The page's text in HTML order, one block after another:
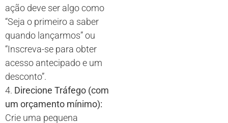
ação deve ser algo como
“Seja o primeiro a saber
quando lançarmos” ou
“Inscreva-se para obter
acesso antecipado e um
desconto”.
4. Direcione Tráfego (com
um orçamento mínimo):
Crie uma pequena